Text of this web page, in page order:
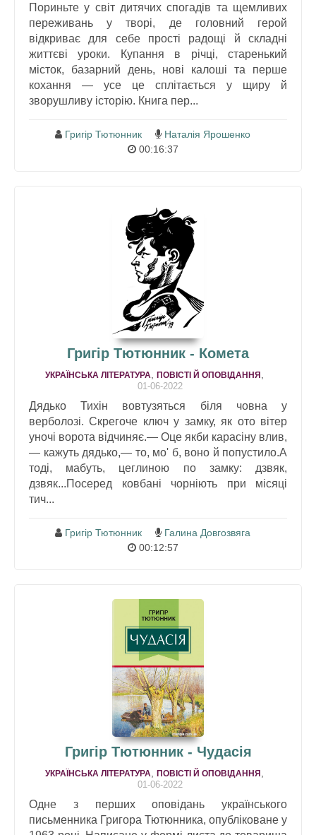
Пориньте у світ дитячих спогадів та щемливих
переживань у творі, де головний герой
відкриває для себе прості радощі й складні
життєві уроки. Купання в річці, старенький
місток, базарний день, нові калоші та перше
кохання — усе це сплітається у щиру й
зворушливу історію. Книга пер...
Григір Тютюнник
Наталія Ярошенко
00:16:37
Григір Тютюнник - Комета
УКРАЇНСЬКА ЛІТЕРАТУРА ПОВІСТІ Й ОПОВІДАННЯ
01-06-2022
Дядько Тихін вовтузяться біля човна у
верболозі. Скрегоче ключ у замку, як ото вітер
уночі ворота відчиняє.— Оце якби карасіну влив,
— кажуть дядько,— то, мо' б, воно й попустило.А
тоді, мабуть, цеглиною по замку: дзвяк,
дзвяк...Посеред ковбані чорніють при місяці
тич...
Григір Тютюнник
Галина Довгозвяга
00:12:57
Григір Тютюнник - Чудасія
УКРАЇНСЬКА ЛІТЕРАТУРА ПОВІСТІ Й ОПОВІДАННЯ
01-06-2022
Одне з перших оповідань українського
письменника Григора Тютюнника, опубліковане у